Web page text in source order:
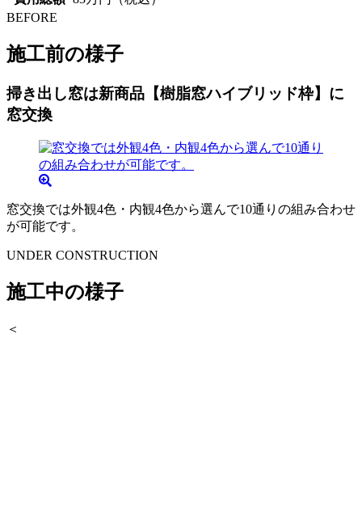
BEFORE
施工前の様子
掃き出し窓は新商品【樹脂窓ハイブリッド枠】に
窓交換
窓交換では外観4色・内観4色から選んで10通りの組み合わせ
が可能です。
UNDER CONSTRUCTION
施工中の様子
＜